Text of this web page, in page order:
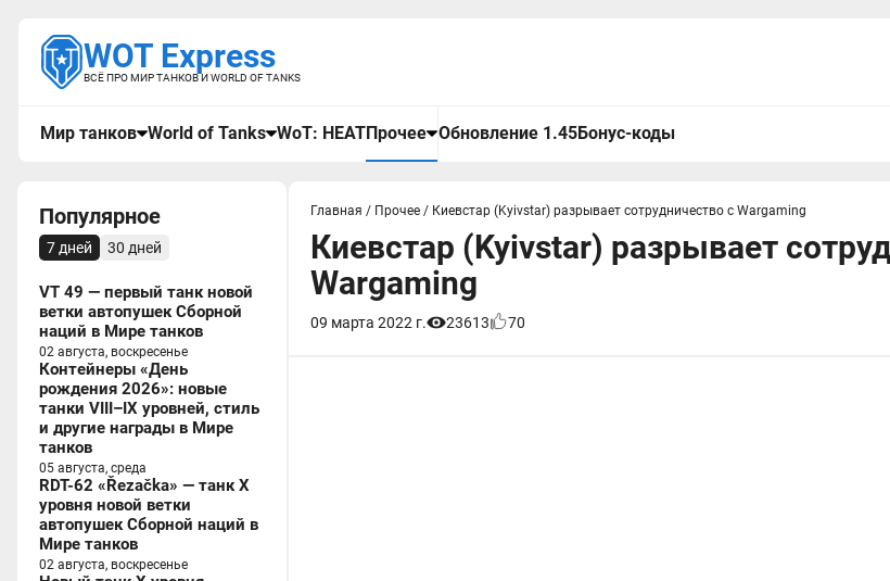
WOT Express
ВСЁ ПРО МИР ТАНКОВ И WORLD OF TANKS
Мир танков World of Tanks WoT: HEATПрочее Обновление 1.45Бонус-коды
Популярное
7 дней 30 дней
VT 49 — первый танк новой
ветки автопушек Сборной
наций в Мире танков
02 августа, воскресенье
Контейнеры «День
рождения 2026»: новые
танки VIII–IX уровней, стиль
и другие награды в Мире
танков
05 августа, среда
RDT-62 «Řezačka» — танк X
уровня новой ветки
автопушек Сборной наций в
Мире танков
02 августа, воскресенье
Главная / Прочее / Киевстар (Kyivstar) разрывает сотрудничество с Wargaming
Киевстар (Kyivstar) разрывает
Wargaming
09 марта 2022 г. 23613 70